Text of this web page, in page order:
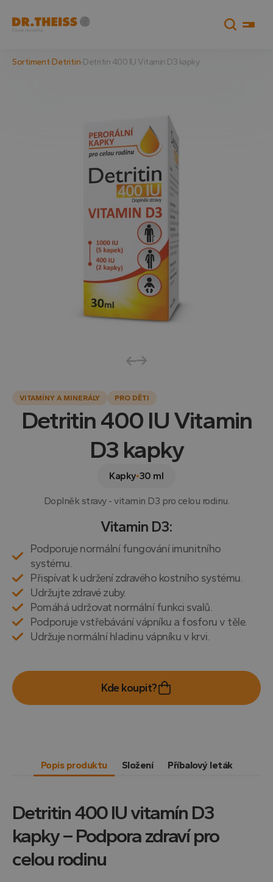
Sortiment Detritin Detritin 400 IU Vitamin D3 kapky
VITAMÍNY A MINERÁLY PRO DĚTI
Detritin 400 IU Vitamin
D3 kapky
Kapky 30 ml
Doplněk stravy - vitamin D3 pro celou rodinu.
Vitamin D3:
Podporuje normální fungování imunitního
systému.
Přispívat k udržení zdravého kostního systému.
Udržujte zdravé zuby.
Pomáhá udržovat normální funkci svalů.
Podporuje vstřebávání vápníku a fosforu v těle.
Udržuje normální hladinu vápníku v krvi.
Kde koupit?
Popis produktu Složení Příbalový leták
Detritin 400 IU vitamín D3
kapky – Podpora zdraví pro
celou rodinu